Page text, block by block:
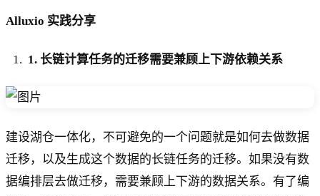
Alluxio 实践分享
1. 长链计算任务的迁移需要兼顾上下游依赖关系
建设湖仓一体化，不可避免的一个问题就是如何去做数据
迁移，以及生成这个数据的长链任务的迁移。如果没有数
据编排层去做迁移，需要兼顾上下游的数据关系。有了编